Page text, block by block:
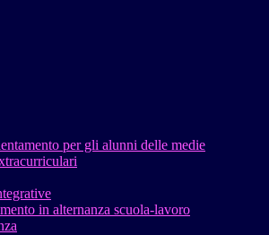
per gli alunni delle medie
in alternanza scuola-lavoro